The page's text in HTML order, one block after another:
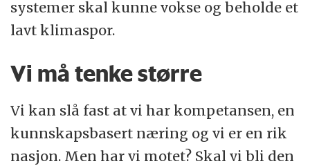
systemer skal kunne vokse og beholde et
lavt klimaspor.
Vi må tenke større
Vi kan slå fast at vi har kompetansen, en
kunnskapsbasert næring og vi er en rik
nasjon. Men har vi motet? Skal vi bli den